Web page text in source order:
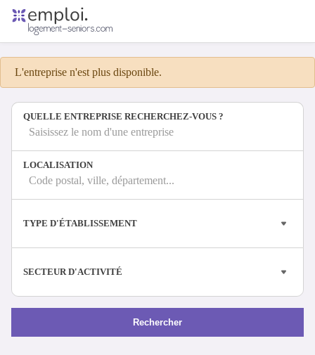
Offres d'emploi
Entreprises
Métiers
Espace recruteur
L'entreprise n'est plus disponible.
QUELLE ENTREPRISE RECHERCHEZ-VOUS ?
Saisissez le nom d'une entreprise
LOCALISATION
Code postal, ville, département...
TYPE D'ÉTABLISSEMENT
SECTEUR D'ACTIVITÉ
Rechercher